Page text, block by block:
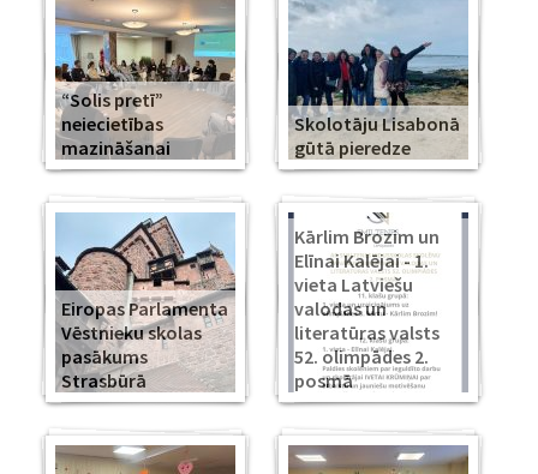
“Solis pretī”
neiecietības
mazināšanai
Skolotāju Lisabonā
gūtā pieredze
Eiropas Parlamenta
Vēstnieku skolas
pasākums
Strasbūrā
Kārlim Brozim un
Elīnai Kalējai - 1.
vieta Latviešu
valodas un
literatūras valsts
52. olimpādes 2.
posmā